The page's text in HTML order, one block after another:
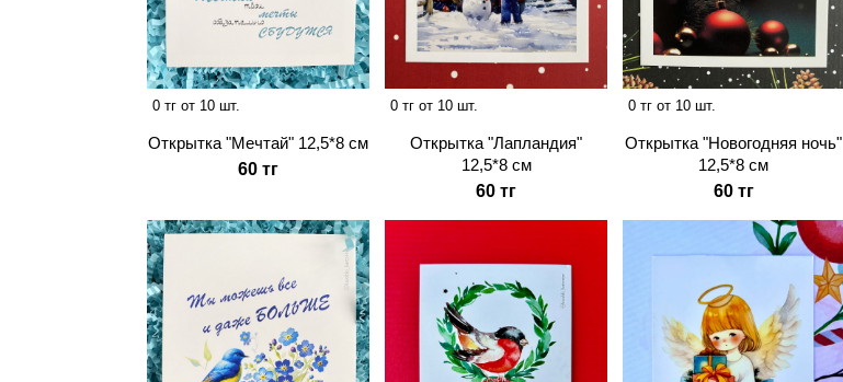
0 тг от 10 шт.
Открытка "Мечтай" 12,5*8 см
60 тг
0 тг от 10 шт.
Открытка "Лапландия"
12,5*8 см
60 тг
0 тг от 10 шт.
Открытка "Новогодняя ночь"
12,5*8 см
60 тг